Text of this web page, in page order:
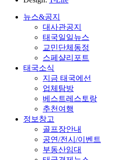
뉴스&공지
대사관공지
태국일일뉴스
교민단체동정
스페샬리포트
태국소식
지금 태국에선
업체탐방
베스트레스토랑
추천여행
정보창고
골프장안내
공연/전시/이벤트
부동산임대